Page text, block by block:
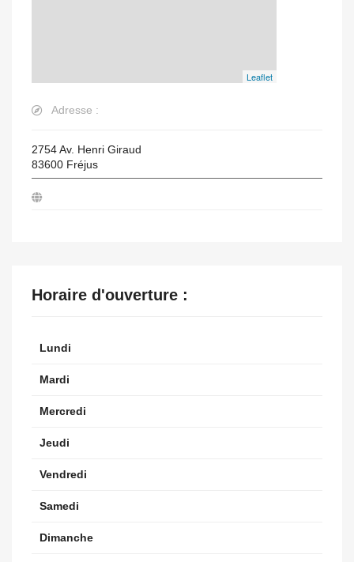
Leaflet
Adresse :
2754 Av. Henri Giraud
83600 Fréjus
Horaire d'ouverture :
Lundi
Mardi
Mercredi
Jeudi
Vendredi
Samedi
Dimanche